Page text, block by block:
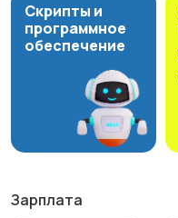
Медицина
Скрипты и
программное
обеспечение
Зарплата